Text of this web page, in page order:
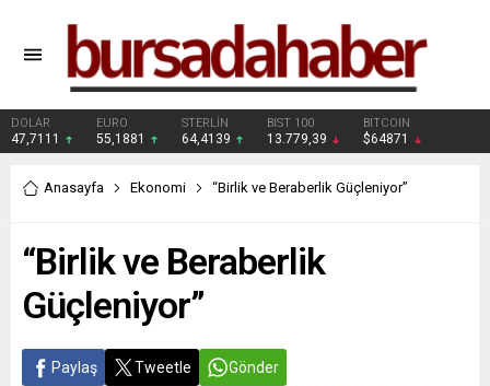
DOLAR
47,7111
EURO
55,1881
STERLİN
64,4139
BIST 100
13.779,39
BITCOIN
$64871
Anasayfa Ekonomi “Birlik ve Beraberlik Güçleniyor”
“Birlik ve Beraberlik
Güçleniyor”
Paylaş Tweetle Gönder